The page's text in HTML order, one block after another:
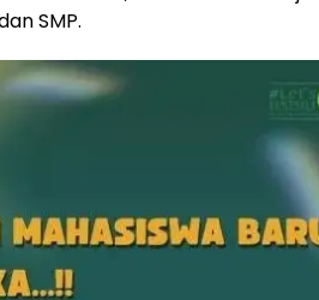
SMP.